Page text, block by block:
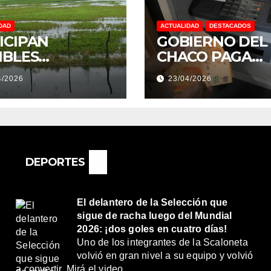
Y
2026
ACTUALIDAD DESTACADOS
GOBIERNO DEL
CHACO PAGA
SUELDOS EL 29
DE ABRIL, CON
2% DE
23/04/2026
DEPORTES
El delantero de la Selección que
sigue de racha luego del Mundial
2026: ¡dos goles en cuatro días!
Uno de los integrantes de la Scaloneta
volvió en gran nivel a su equipo y volvió